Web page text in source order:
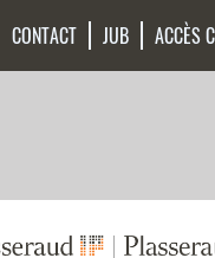
CONTACT JUB ACCÈS